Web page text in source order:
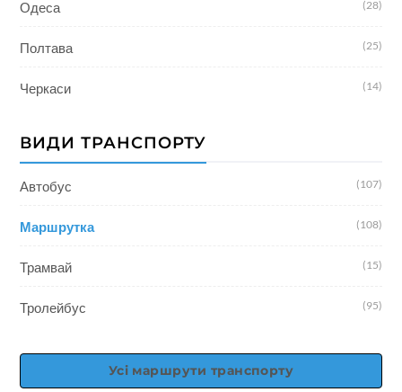
Одеса (28)
Полтава (25)
Черкаси (14)
ВИДИ ТРАНСПОРТУ
Автобус (107)
Маршрутка (108)
Трамвай (15)
Тролейбус (95)
Усі маршрути транспорту